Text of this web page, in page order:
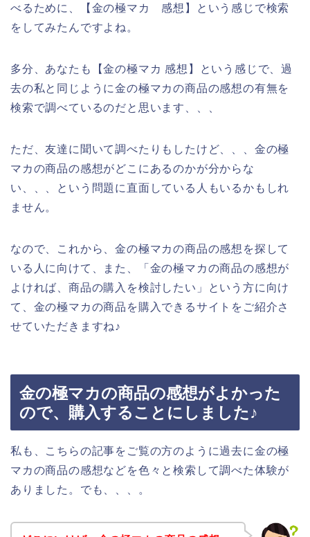
べるために、【金の極マカ 感想】という感じで検索
をしてみたんですよね。
多分、あなたも【金の極マカ 感想】という感じで、過
去の私と同じように金の極マカの商品の感想の有無を
検索で調べているのだと思います、、、
ただ、友達に聞いて調べたりもしたけど、、、金の極
マカの商品の感想がどこにあるのかが分からな
い、、、という問題に直面している人もいるかもしれ
ません。
なので、これから、金の極マカの商品の感想を探して
いる人に向けて、また、「金の極マカの商品の感想が
よければ、商品の購入を検討したい」という方に向け
て、金の極マカの商品を購入できるサイトをご紹介さ
せていただきますね♪
金の極マカの商品の感想がよかった
ので、購入することにしました♪
私も、こちらの記事をご覧の方のように過去に金の極
マカの商品の感想などを色々と検索して調べた体験が
ありました。でも、、、。